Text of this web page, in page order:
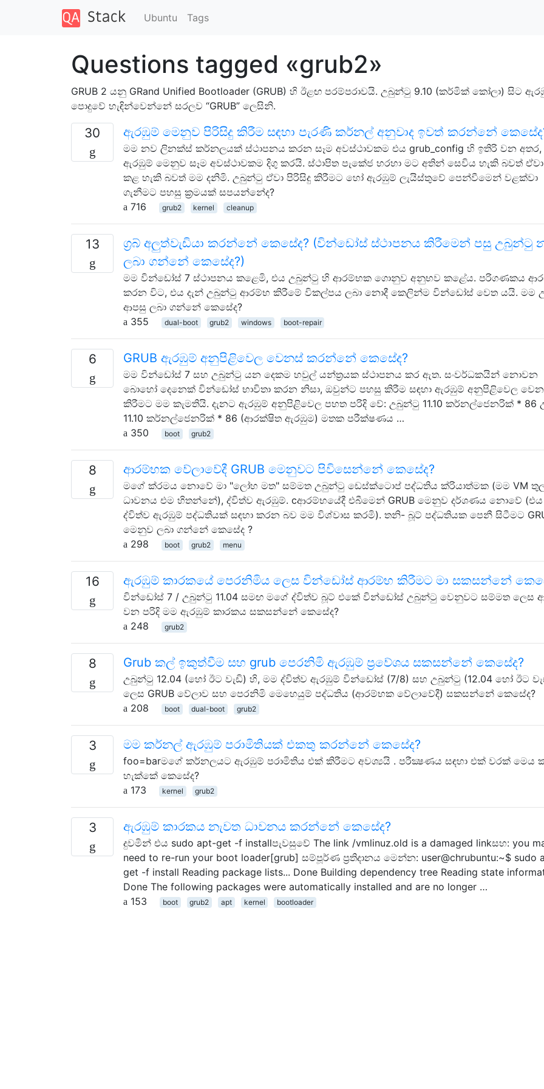
Ubuntu Tags
Questions tagged «grub2»
GRUB 2 යනු GRand Unified Bootloader (GRUB) හි ඊළඟ පරම්පරාවයි. උබුන්ටු 9.10 (කර්මික් කෝලා) සිට
පොදුවේ හැඳින්වෙන්නේ සරලව “GRUB” ලෙසිනි.
30 ඇරඹුම් මෙනුව පිරිසිදු කිරීම සඳහා පැරණි කර්නල් අනුවාද ඉවත් කරන්නේ
මම නව ලිනක්ස් කර්නලයක් ස්ථාපනය කරන සෑම අවස්ථාවකම එය grub_config හි ඉතිරි වන අතර,
ඇරඹුම් මෙනුව සෑම අවස්ථාවකම දිගු කරයි. ස්ථාපිත පැකේජ හරහා මට අතින් සෙවිය හැකි බවත්
කළ හැකි බවත් මම දනිමි. උබුන්ටු ඒවා පිරිසිදු කිරීමට හෝ ඇරඹුම් ලැයිස්තුවේ පෙන්වීමෙන් වළක්වා
ගැනීමට පහසු ක්‍රමයක් සපයන්නේද?
716
grub2 kernel cleanup
13
ග්‍රබ් අලුත්වැඩියා කරන්නේ කෙසේද? (වින්ඩෝස් ස්ථාපනය කිරීමෙන් පසු උබුන්ටු
ලබා ගන්නේ කෙසේද?)
මම වින්ඩෝස් 7 ස්ථාපනය කළෙමි, එය උබුන්ටු හි ආරම්භක ගොනුව අනුභව කළේය. පරිගණකය
කරන විට, එය දැන් උබුන්ටු ආරම්භ කිරීමේ විකල්පය ලබා නොදී කෙලින්ම වින්ඩෝස් වෙත යයි. මම
ආපසු ලබා ගන්නේ කෙසේද?
355
dual-boot grub2 windows boot-repair
6 GRUB ඇරඹුම් අනුපිළිවෙල වෙනස් කරන්නේ කෙසේද?
මම වින්ඩෝස් 7 සහ උබුන්ටු යන දෙකම හවුල් යන්ත්‍රයක ස්ථාපනය කර ඇත. සංවර්ධකයින් නොවන
බොහෝ දෙනෙක් වින්ඩෝස් භාවිතා කරන නිසා, ඔවුන්ට පහසු කිරීම සඳහා ඇරඹුම් අනුපිළිවෙල
කිරීමට මම කැමතියි. දැනට ඇරඹුම් අනුපිළිවෙල පහත පරිදි වේ: උබුන්ටු 11.10 කර්නල්ජෙනරික් * 86
11.10 කර්නල්ජෙනරික් * 86 (ආරක්ෂිත ඇරඹුම) මතක පරීක්ෂණය …
350
boot grub2
8 ආරම්භක වේලාවේදී GRUB මෙනුවට පිවිසෙන්නේ කෙසේද?
මගේ ක්රමය නොවේ මා "ලෝහ මත" සම්මත උබුන්ටු ඩෙස්ක්ටොප් පද්ධතිය ක්රියාත්මක (මම VM
ධාවනය එම හිතන්නේ), ද්විත්ව ඇරඹුම්. cආරම්භයේදී එබීමෙන් GRUB මෙනුව දර්ශණය නොවේ (එය
ද්විත්ව ඇරඹුම් පද්ධතියක් සඳහා කරන බව මම විශ්වාස කරමි). තනි- බූට් පද්ධතියක පෙනී සිටීමට
මෙනුව ලබා ගන්නේ කෙසේද ?
298
boot grub2 menu
16 ඇරඹුම් කාරකයේ පෙරනිමිය ලෙස වින්ඩෝස් ආරම්භ කිරීමට මා සකසන්නේ
වින්ඩෝස් 7 / උබුන්ටු 11.04 සමඟ මගේ ද්විත්ව බූට් එකේ වින්ඩෝස් උබුන්ටු වෙනුවට සම්මත ලෙස
වන පරිදි මම ඇරඹුම් කාරකය සකසන්නේ කෙසේද?
248
grub2
8 Grub කල් ඉකුත්වීම සහ grub පෙරනිමි ඇරඹුම් ප්‍රවේශය සකසන්නේ කෙසේද?
උබුන්ටු 12.04 (හෝ ඊට වැඩි) හි, මම ද්විත්ව ඇරඹුම් වින්ඩෝස් (7/8) සහ උබුන්ටු (12.04 හෝ ඊට
ලෙස GRUB වේලාව සහ පෙරනිමි මෙහෙයුම් පද්ධතිය (ආරම්භක වේලාවේදී) සකසන්නේ කෙසේද?
208
boot dual-boot grub2
3 මම කර්නල් ඇරඹුම් පරාමිතියක් එකතු කරන්නේ කෙසේද?
foo=barමගේ කර්නලයට ඇරඹුම් පරාමිතිය එක් කිරීමට අවශ්‍යයි . පරීක්‍ෂණය සඳහා එක් වරක් මෙය
හැක්කේ කෙසේද?
173
kernel grub2
3 ඇරඹුම් කාරකය නැවත ධාවනය කරන්නේ කෙසේද?
දුවමින් එය sudo apt-get -f installපැවසුවේ The link /vmlinuz.old is a damaged linkසහ: you
need to re-run your boot loader[grub] සම්පූර්ණ ප්‍රතිදානය මෙන්න: user@chrubuntu:~$ sudo
get -f install Reading package lists... Done Building dependency tree Reading state
Done The following packages were automatically installed and are no longer …
153
boot grub2 apt kernel bootloader